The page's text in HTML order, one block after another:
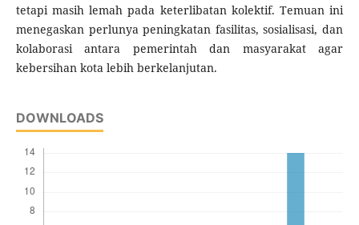
tetapi masih lemah pada keterlibatan kolektif. Temuan ini
menegaskan perlunya peningkatan fasilitas, sosialisasi, dan
kolaborasi antara pemerintah dan masyarakat agar
kebersihan kota lebih berkelanjutan.
DOWNLOADS